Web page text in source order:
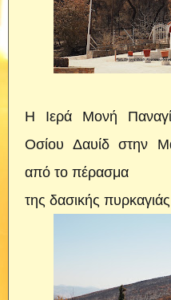
Η Ιερά Μονή
Οσίου Δαυίδ στην
από το πέρασμα
της δασικής